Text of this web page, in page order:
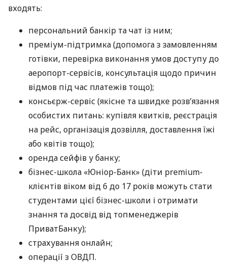
входять:
персональний банкір та чат із ним;
преміум-підтримка (допомога з замовленням
готівки, перевірка виконання умов доступу до
аеропорт-сервісів, консультація щодо причин
відмов під час платежів тощо);
консьєрж-сервіс (якісне та швидке розв’язання
особистих питань: купівля квитків, реєстрація
на рейс, організація дозвілля, доставлення їжі
або квітів тощо);
оренда сейфів у банку;
бізнес-школа «Юніор-Банк» (діти premium-
клієнтів віком від 6 до 17 років можуть стати
студентами цієї бізнес-школи і отримати
знання та досвід від топменеджерів
ПриватБанку);
страхування онлайн;
операції з ОВДП.